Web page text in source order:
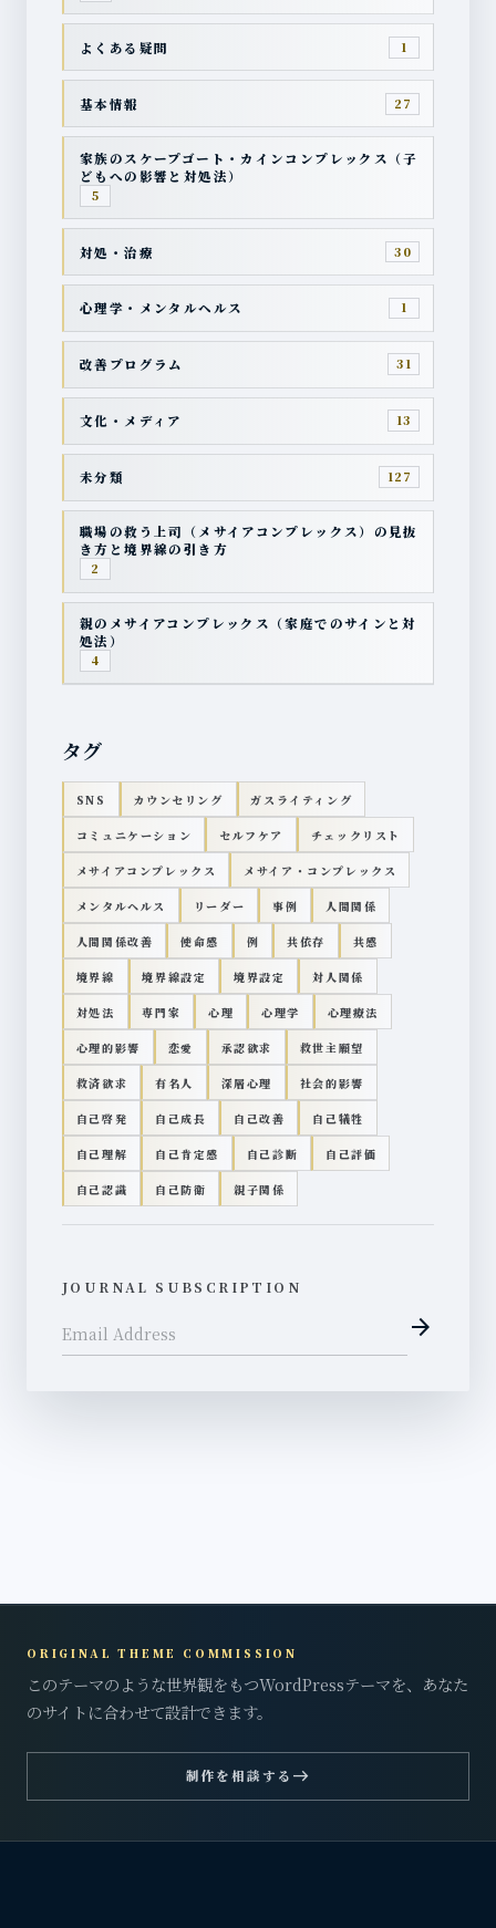
よくある疑問 1
基本情報 27
家族のスケープゴート・カインコンプレックス（子
どもへの影響と対処法）
5
対処・治療 30
心理学・メンタルヘルス 1
改善プログラム 31
文化・メディア 13
未分類 127
職場の救う上司（メサイアコンプレックス）の見抜
き方と境界線の引き方
2
親のメサイアコンプレックス（家庭でのサインと対
処法）
4
タグ
SNS カウンセリング ガスライティング
コミュニケーション セルフケア チェックリスト
メサイアコンプレックス メサイア・コンプレックス
メンタルヘルス リーダー 事例 人間関係
人間関係改善 使命感 例 共依存 共感
境界線 境界線設定 境界設定 対人関係
対処法 専門家 心理 心理学 心理療法
心理的影響 恋愛 承認欲求 救世主願望
救済欲求 有名人 深層心理 社会的影響
自己啓発 自己成長 自己改善 自己犠牲
自己理解 自己肯定感 自己診断 自己評価
自己認識 自己防衛 親子関係
JOURNAL SUBSCRIPTION
arrow_forward
ORIGINAL THEME COMMISSION
このテーマのような世界観をもつWordPressテーマを、あなた
のサイトに合わせて設計できます。
制作を相談する east